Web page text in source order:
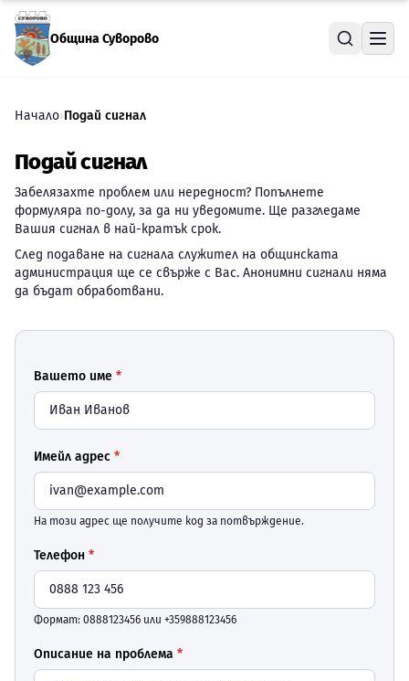
Прескочи към съдържанието
Община Суворово
Начало›Подай сигнал
Подай сигнал
Забелязахте проблем или нередност? Попълнете
формуляра по-долу, за да ни уведомите. Ще разгледаме
Вашия сигнал в най-кратък срок.
След подаване на сигнала служител на общинската
администрация ще се свърже с Вас. Анонимни сигнали няма
да бъдат обработвани.
Вашето име *
Имейл адрес *
На този адрес ще получите код за потвърждение.
Телефон *
Формат: 0888123456 или +359888123456
Описание на проблема *